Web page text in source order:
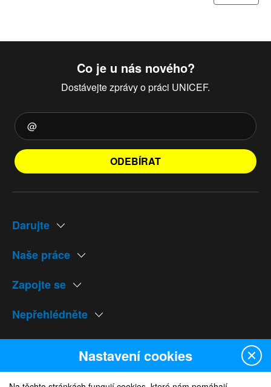
Co je u nás nového?
Dostávejte zprávy o práci UNICEF.
ODEBÍRAT
Darujte
Naše práce
Zapojte se
Nepřehlédněte
Naše weby
Nastavení cookies